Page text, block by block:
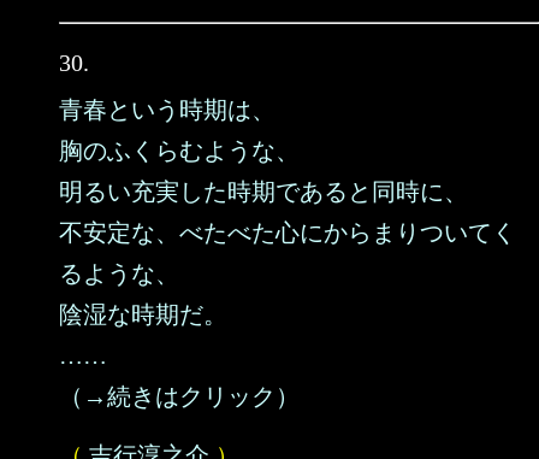
30.
青春という時期は、
胸のふくらむような、
明るい充実した時期であると同時に、
不安定な、べたべた心にからまりついてく
るような、
陰湿な時期だ。
……
（→続きはクリック）